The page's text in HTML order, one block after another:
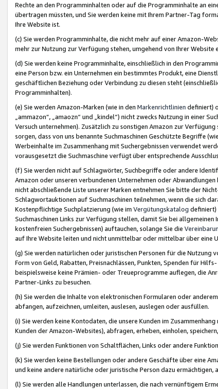
Rechte an den Programminhalten oder auf die Programminhalte an
übertragen müssten, und Sie werden keine mit Ihrem Partner-Tag
Ihre Website ist.
(c) Sie werden Programminhalte, die nicht mehr auf einer Amazon-
mehr zur Nutzung zur Verfügung stehen, umgehend von Ihrer
(d) Sie werden keine Programminhalte, einschließlich in den
eine Person bzw. ein Unternehmen ein bestimmtes Produkt, eine
geschäftlichen Beziehung oder Verbindung zu diesen steht
Programminhalten).
(e) Sie werden Amazon-Marken (wie in den Markenrichtlinien definiert)
„ammazon“, „amaozn“ und „kindel“) nicht zwecks Nutzung in einer
Versuch unternehmen). Zusätzlich zu sonstigen Amazon zur
sorgen, dass von uns benannte Suchmaschinen Geschützte Begriffe
Werbeinhalte im Zusammenhang mit Suchergebnissen verwendet
vorausgesetzt die Suchmaschine verfügt über entsprechende
(f) Sie werden nicht auf Schlagwörter, Suchbegriffe oder andere
Amazon oder unseren verbundenen Unternehmen oder
nicht abschließende Liste unserer Marken entnehmen Sie bitte der
Schlagwortauktionen auf Suchmaschinen teilnehmen, wenn die sich
Kostenpflichtige Suchplatzierung (wie im Vergütungskatalog definiert)
Suchmaschinen Links zur Verfügung stellen, damit Sie bei
kostenfreien Suchergebnissen) auftauchen, solange Sie die
auf Ihre Website leiten und nicht unmittelbar oder mittelbar über eine
(g) Sie werden natürlichen oder juristischen Personen für die Nutzung
Form von Geld, Rabatten, Preisnachlässen, Punkten, Spenden für
beispielsweise keine Prämien- oder Treueprogramme auflegen, die
Partner-Links zu besuchen.
(h) Sie werden die Inhalte von elektronischen Formularen oder
abfangen, aufzeichnen, umleiten, auslesen, auslegen oder ausfüllen.
(i) Sie werden keine Kontodaten, die unsere Kunden im
Kunden der Amazon-Websites), abfragen, erheben, einholen,
(j) Sie werden Funktionen von Schaltflächen, Links oder andere
(k) Sie werden keine Bestellungen oder andere Geschäfte über eine
und keine andere natürliche oder juristische Person dazu
(l) Sie werden alle Handlungen unterlassen, die nach vernünftigem